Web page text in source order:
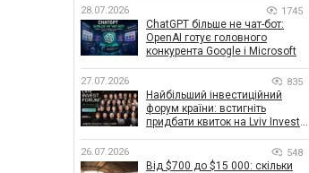
28.07.2026 1745
ChatGPT більше не чат-бот:
OpenAI готує головного
конкурента Google і Microsoft
27.07.2026 835
Найбільший інвестиційний
форум країни: встигніть
придбати квиток на Lviv Invest
26.07.2026 548
Від $700 до $15 000: скільки